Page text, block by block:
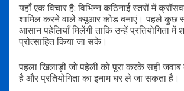
यहाँ एक विचार है: विभिन्न कठिनाई स्तरों में
शामिल करने वाले क्यूआर कोड बनाएं। पहले कुछ
आसान पहेलियाँ मिलेंगी ताकि उन्हें प्रतियोगिता में
प्रोत्साहित किया जा सके।
पहला खिलाड़ी जो पहेली को पूरा करके सही जवाब
है और प्रतियोगिता का इनाम घर ले जा सकता है।